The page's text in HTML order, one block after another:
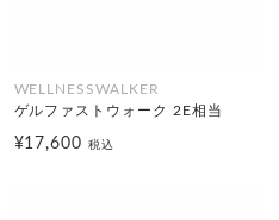
WELLNESSWALKER
ゲルファストウォーク 2E相当
¥17,600税込